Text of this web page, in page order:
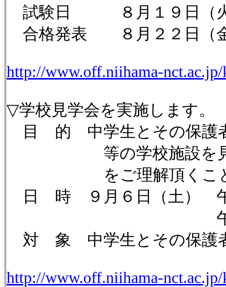
試験日 ８月１９日（
合格発表 ８月２２日（
http://www.off.niihama-
▽学校見学会を実施します。
目 的 中学生とその保護者
等の学校施設を見学し
をご理解頂くことを
日 時 ９月６日（土）
午後の部 １３
対 象 中学生とその保護
http://www.off.niihama-